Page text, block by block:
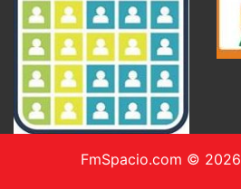
FmSpacio.com © 2026